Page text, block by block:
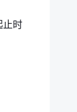
止时